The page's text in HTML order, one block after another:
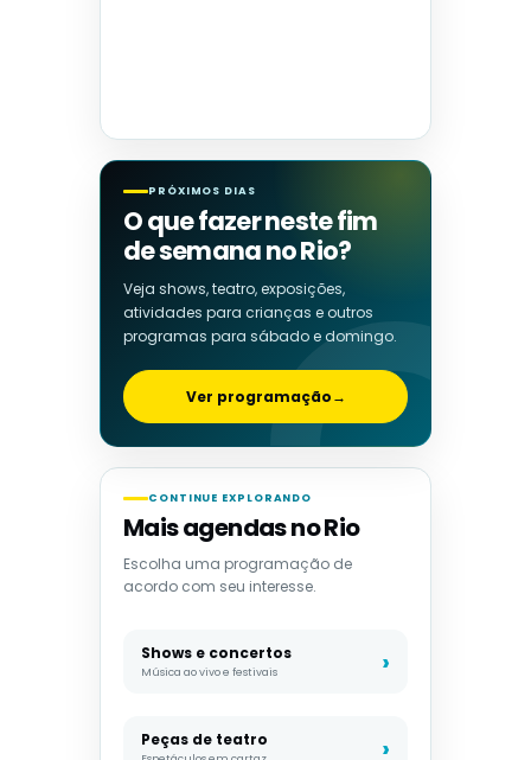
PRÓXIMOS DIAS
O que fazer neste fim
de semana no Rio?
Veja shows, teatro, exposições,
atividades para crianças e outros
programas para sábado e domingo.
Ver programação→
CONTINUE EXPLORANDO
Mais agendas no Rio
Escolha uma programação de
acordo com seu interesse.
Shows e concertos
Música ao vivo e festivais
Peças de teatro